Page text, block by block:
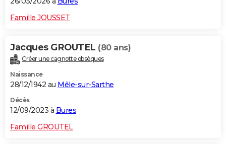
Carte de Noël
Carte Bonne année
Carte Saint-Valentin
Carte Pâques
Carte d'anniversaire
DICTIONNAIRE
Dictionnaire
Biographies
Citations
Expressions
Proverbes
PROGRAMME TV
S'inscrire
Se connecter
Lycées
Collèges
Primaires
Universités
Entreprises
Service militaire
Avis de recherche
AVIS DE DÉCÈS
FORUM
Famille JOUSSET
Jacques GROUTEL (80 ans)
Créer une cagnotte obsèques
Naissance
28/12/1942 au Mêle-sur-Sarthe
Décès
12/09/2023 à Bures
Famille GROUTEL